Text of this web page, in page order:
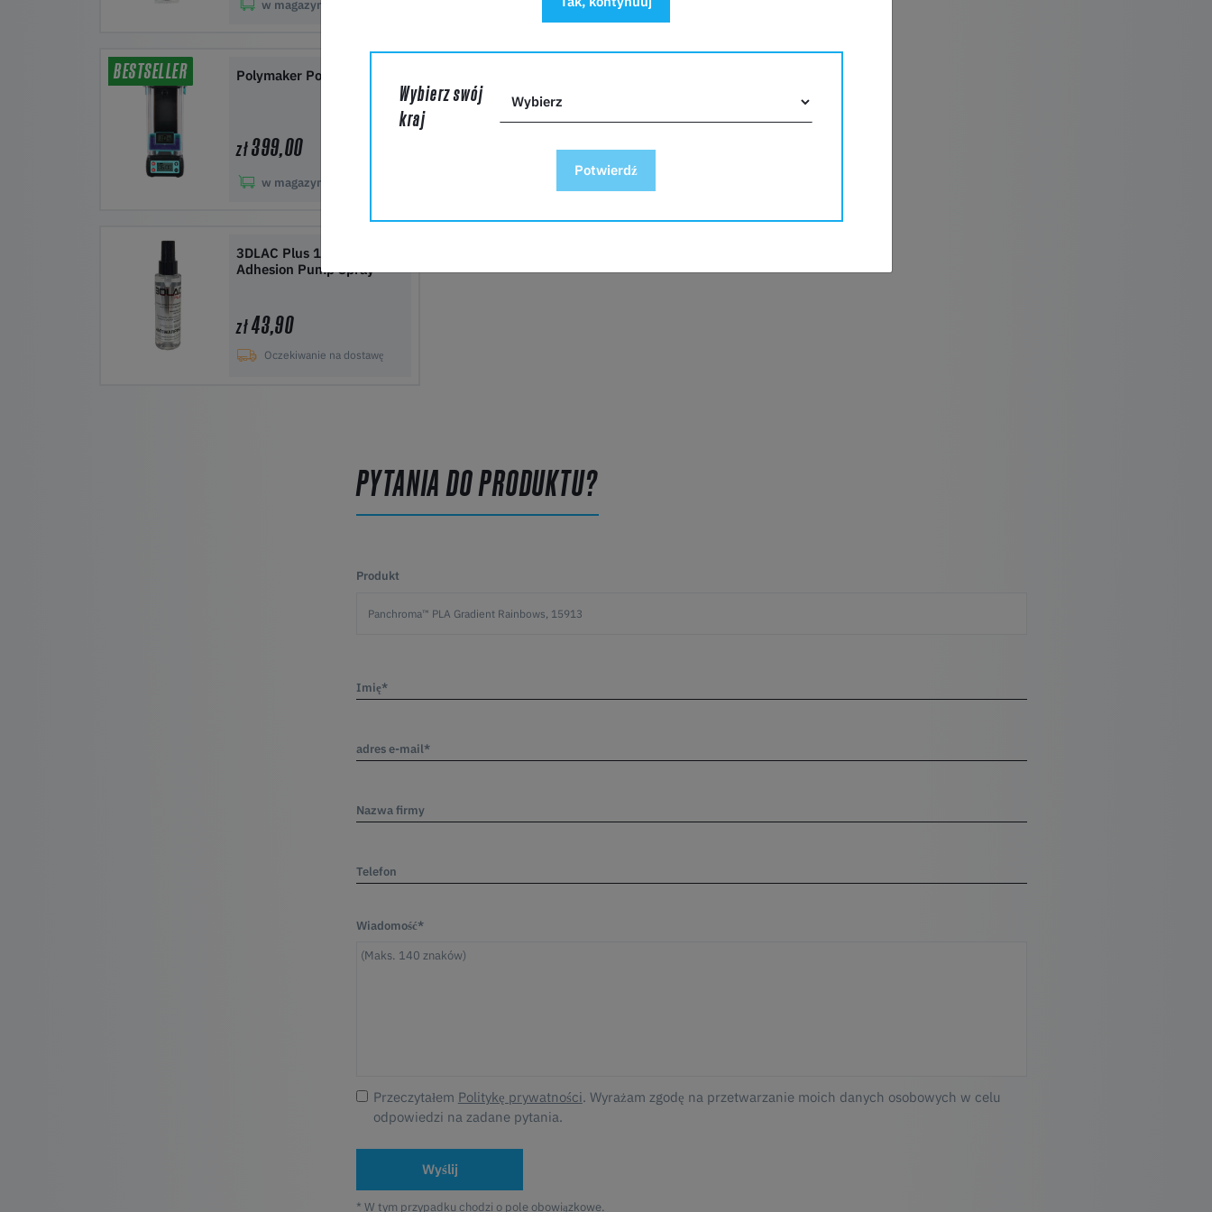
w magazynie:
BESTSELLER Polymaker PolyDryer
zł399,00
w magazynie:
3DLAC Plus 100ml
Adhesion Pump Spray
zł43,90
Oczekiwanie na dostawę
PYTANIA DO PRODUKTU?
Produkt
Imię*
adres e-mail*
Nazwa firmy
Telefon
Wiadomość*
Przeczytałem Politykę prywatności. Wyrażam zgodę na przetwarzanie moich danych osobowych w celu
odpowiedzi na zadane pytania.
Wyślij
* W tym przypadku chodzi o pole obowiązkowe.
Wybierz swój
kraj
Potwierdź